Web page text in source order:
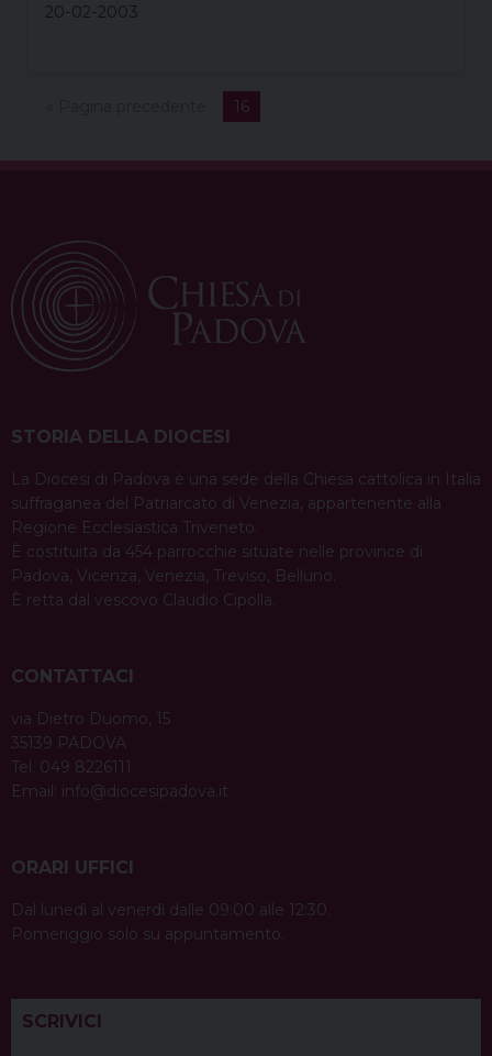
20-02-2003
16
STORIA DELLA DIOCESI
La Diocesi di Padova è una sede della Chiesa cattolica in Italia
suffraganea del Patriarcato di Venezia, appartenente alla
Regione Ecclesiastica Triveneto.
È costituita da 454 parrocchie situate nelle province di
Padova, Vicenza, Venezia, Treviso, Belluno.
È retta dal vescovo Claudio Cipolla.
CONTATTACI
via Dietro Duomo, 15
35139 PADOVA
Tel. 049 8226111
Email: info@diocesipadova.it
ORARI UFFICI
Dal lunedì al venerdì dalle 09:00 alle 12:30.
Pomeriggio solo su appuntamento.
SCRIVICI